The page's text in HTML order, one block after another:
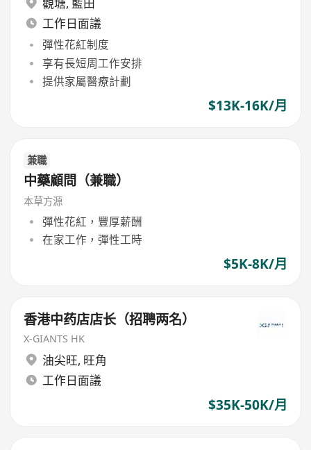
工作日面議
彈性花紅制度
享有長短周工作安排
提供家屬醫療計劃
$13K-16K/月
兼職
中藥顧問（兼職）
本草方源
彈性花紅，豐厚薪酬
在家工作，彈性工時
$5K-8K/月
香港中药店店长（招聘两名）
X-GIANTS HK
油尖旺, 旺角
工作日面議
$35K-50K/月